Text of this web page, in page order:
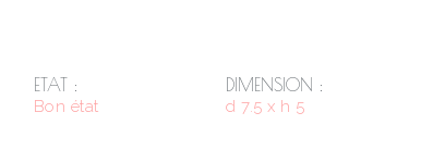
ETAT :
Bon état
DIMENSION :
d 7.5 x h 5